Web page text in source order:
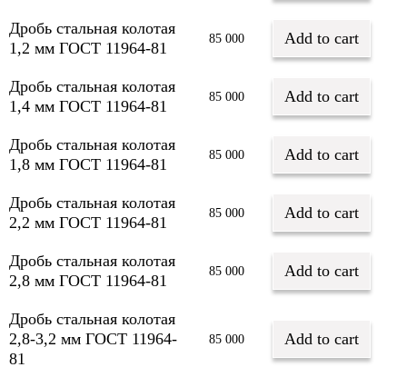
Дробь стальная колотая
1,2 мм ГОСТ 11964-81
85 000 Add to cart
Дробь стальная колотая
1,4 мм ГОСТ 11964-81
85 000 Add to cart
Дробь стальная колотая
1,8 мм ГОСТ 11964-81
85 000 Add to cart
Дробь стальная колотая
2,2 мм ГОСТ 11964-81
85 000 Add to cart
Дробь стальная колотая
2,8 мм ГОСТ 11964-81
85 000 Add to cart
Дробь стальная колотая
2,8-3,2 мм ГОСТ 11964-
81
85 000 Add to cart